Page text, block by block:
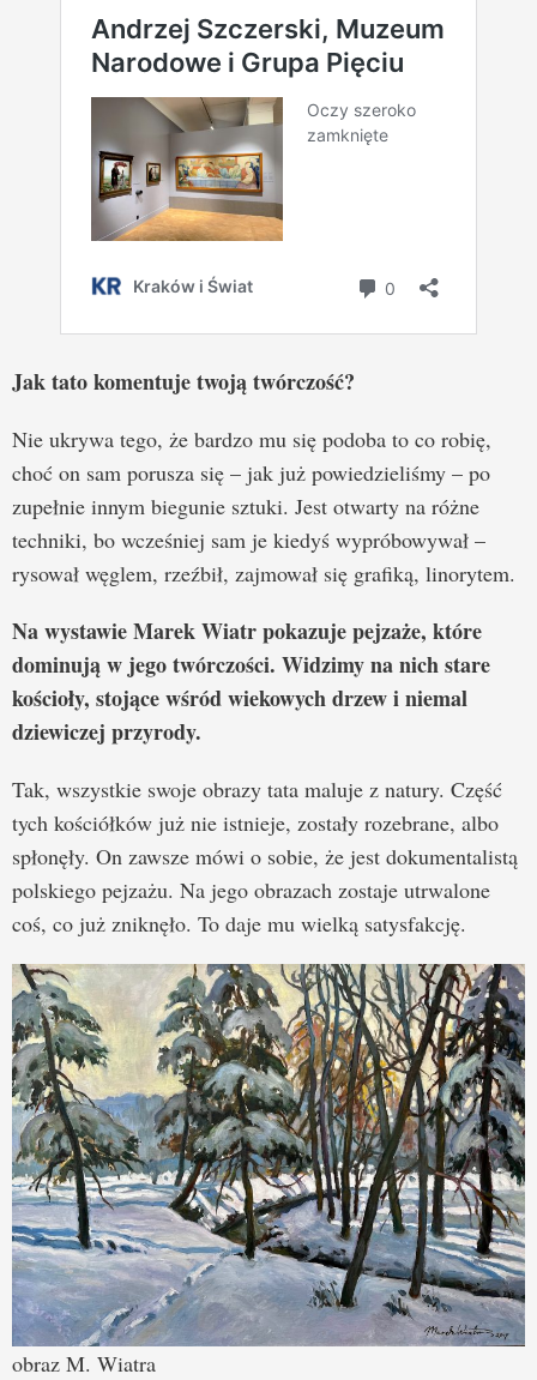
Jak tato komentuje twoją twórczość?
Nie ukrywa tego, że bardzo mu się podoba to co robię,
choć on sam porusza się – jak już powiedzieliśmy – po
zupełnie innym biegunie sztuki. Jest otwarty na różne
techniki, bo wcześniej sam je kiedyś wypróbowywał –
rysował węglem, rzeźbił, zajmował się grafiką, linorytem.
Na wystawie Marek Wiatr pokazuje pejzaże, które
dominują w jego twórczości. Widzimy na nich stare
kościoły, stojące wśród wiekowych drzew i niemal
dziewiczej przyrody.
Tak, wszystkie swoje obrazy tata maluje z natury. Część
tych kościółków już nie istnieje, zostały rozebrane, albo
spłonęły. On zawsze mówi o sobie, że jest dokumentalistą
polskiego pejzażu. Na jego obrazach zostaje utrwalone
coś, co już zniknęło. To daje mu wielką satysfakcję.
obraz M. Wiatra